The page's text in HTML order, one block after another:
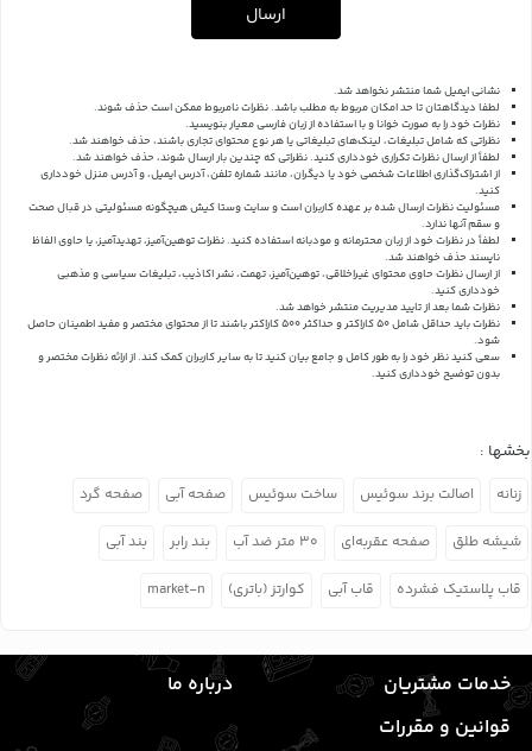
ارسال
نشانی ایمیل شما منتشر نخواهد شد.
لطفا دیدگاهتان تا حد امکان مربوط به مطلب باشد. نظرات نامربوط ممکن است حذف شوند.
نظرات خود را به صورت خوانا و با استفاده از زبان فارسی معیار بنویسید.
نظراتی که شامل تبلیغات، لینک‌های تبلیغاتی یا هر نوع محتوای تجاری باشند، حذف خواهند شد.
لطفاً از ارسال نظرات تکراری خودداری کنید. نظراتی که چندین بار ارسال شوند، حذف خواهند شد.
از اشتراک‌گذاری اطلاعات شخصی خود یا دیگران، مانند شماره تلفن، آدرس ایمیل، و آدرس منزل خودداری
کنید.
مسئولیت نظرات ارسال شده بر عهده کاربران است و سایت وستا کیش هیچگونه مسئولیتی در قبال صحت
و سقم آنها ندارد.
لطفاً در نظرات خود از زبان محترمانه و مودبانه استفاده کنید. نظرات توهین‌آمیز، تهدیدآمیز، یا حاوی الفاظ
ناپسند حذف خواهند شد.
از ارسال نظرات حاوی محتوای غیراخلاقی، توهین‌آمیز، تهمت، نشر اکاذیب، تبلیغات سیاسی و مذهبی
خودداری کنید.
نظرات شما بعد از تایید مدیریت منتشر خواهد شد.
نظرات باید حداقل شامل 50 کاراکتر و حداکثر 500 کاراکتر باشند تا از محتوای مختصر و مفید اطمینان حاصل
شود.
سعی کنید نظر خود را به طور کامل و جامع بیان کنید تا به سایر کاربران کمک کند.از ارائه نظرات مختصر و
بدون توضیح خودداری کنید.
بخشها :
زنانه اصالت برند سوئیس ساخت سوئیس صفحه آبی صفحه گرد
شیشه طلق صفحه عقربه‌ای ۳۰ متر ضد آب بند رابر بند آبی
قاب پلاستیک فشرده قاب آبی کوارتز (باتری) market-n
خدمات مشتریان
درباره ما
قوانین و مقررات